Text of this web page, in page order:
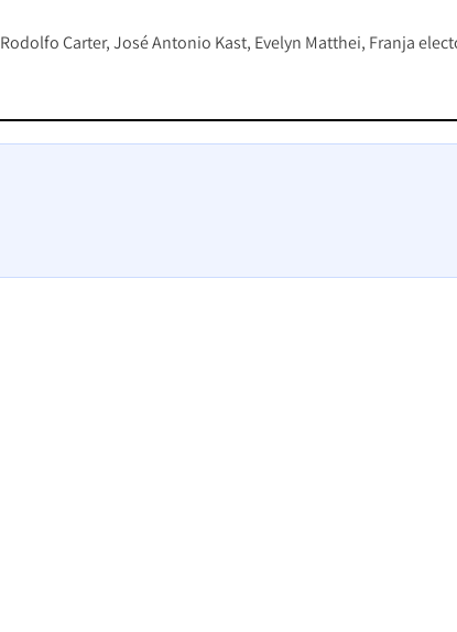
Rodolfo Carter José Antonio Kast Evelyn Matthei Franja